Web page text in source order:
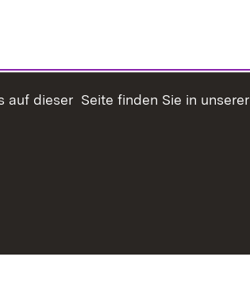
auf dieser Seite finden Sie in unserer